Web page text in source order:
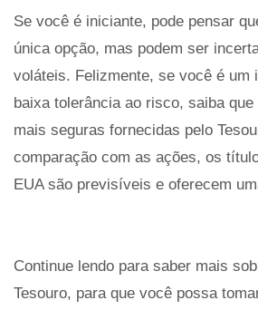
Se você é iniciante, pode pensar
única opção, mas podem ser
voláteis. Felizmente, se você é um
baixa tolerância ao risco, saiba
mais seguras fornecidas pelo
comparação com as ações, os
EUA são previsíveis e oferecem
Continue lendo para saber mais
Tesouro, para que você possa